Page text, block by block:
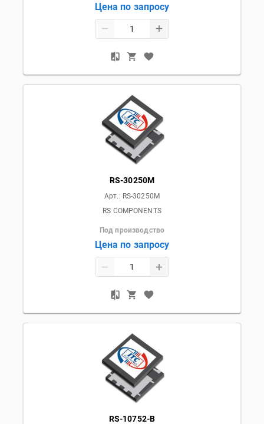
Цена по запросу
RS-30250M
Арт.: RS-30250M
RS COMPONENTS
Под производство
Цена по запросу
RS-10752-B